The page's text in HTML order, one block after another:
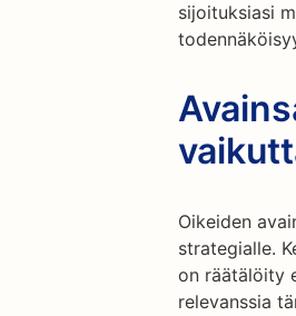
sijoituksiasi
Oikeiden
strategialle.
on räätälöity
relevanssia